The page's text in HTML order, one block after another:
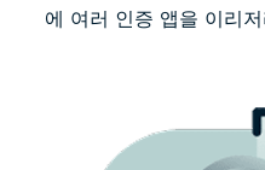
에 여러 인증 앱을 이리